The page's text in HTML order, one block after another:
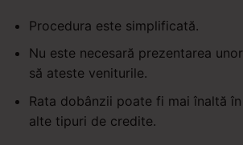
Procedura este simplificată.
Nu este necesară prezentarea
să ateste veniturile.
Rata dobânzii poate fi mai înaltă
alte tipuri de credite.